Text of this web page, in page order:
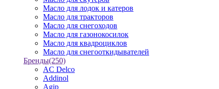
Масло для лодок и катеров
Масло для тракторов
Масло для снегоходов
Масло для газонокосилок
Масло для квадроциклов
Масло для снегооткидывателей
Бренды(250)
AC Delco
Addinol
Agip